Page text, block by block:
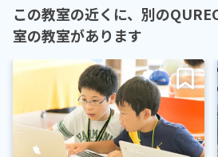
この教室の近くに、別の
室の教室があります